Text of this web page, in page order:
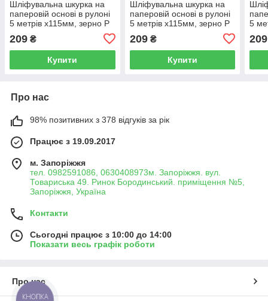
Шліфувальна шкурка на
паперовій основі в рулоні
5 метрів х115мм, зерно P
(5111307)
209 ₴
Купити
Шліфувальна шкурка на
паперовій основі в рулоні
5 метрів х115мм, зерно P
(5111308)
209₴
Купити
5
209
Про нас
98% позитивних з 378 відгуків за рік
Працює з 19.09.2017
м. Запоріжжя
тел. 0982591086, 0630408973м. Запоріжжя. вул.
Товариська 49. Ринок Бородинський. приміщення №5,
Запоріжжя, Україна
Контакти
Сьогодні працює з 10:00 до 14:00
Показати весь графік роботи
Про нас
КНОПКА